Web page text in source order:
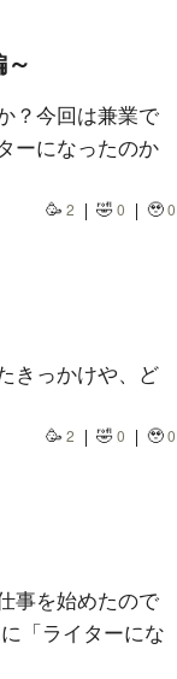
？今回は兼業で
ーになったのか
🥳 2 🤣0 🥹0
きっかけや、ど
🥳 2 🤣0 🥹0
事を始めたので
「ライターにな